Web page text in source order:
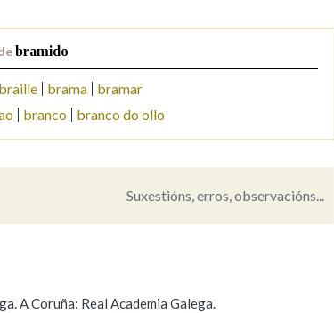
bramido
braille brama
bramar
branco branco do ollo
Suxestións, erros, observacións...
A Coruña: Real Academia Galega.